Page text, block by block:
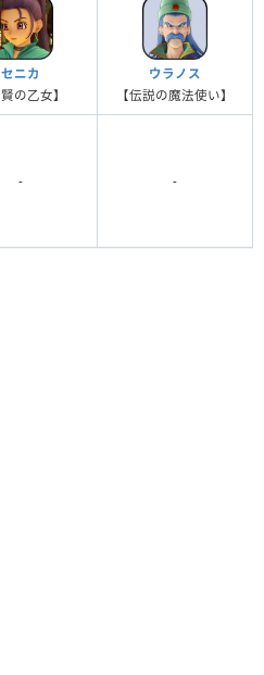
セニカ
賢の乙女】
ウラノス
【伝説の魔法使い】
- -